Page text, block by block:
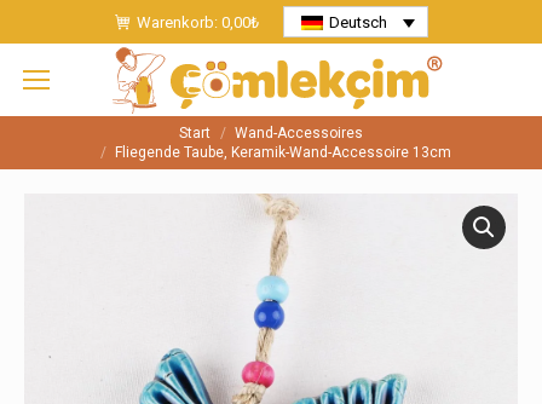
Warenkorb: 0,00₺ Deutsch
Sie befinden sich hier:Start
Wand-Accessoires
Fliegende Taube, Keramik-Wand-Accessoire 13cm